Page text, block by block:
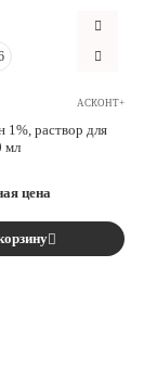
АСКОНТ+
1%, раствор для
мл
цена